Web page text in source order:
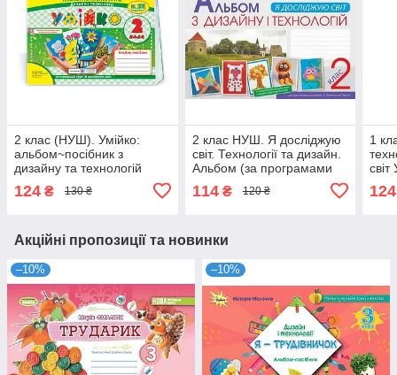
2 клас (НУШ). Умійко:
альбом~посібник з
дизайну та технологій
(Головата О., Кононюк А.),
Підручники і
124 ₴ 130 ₴
2 клас НУШ. Я досліджую
світ. Технології та дизайн.
Альбом (за програмами
О.Савченко та Р. Шияна)
(Паляниця Наталія),
114₴ 120 ₴
1
світ
124
Акційні пропозиції та новинки
–10% –10%